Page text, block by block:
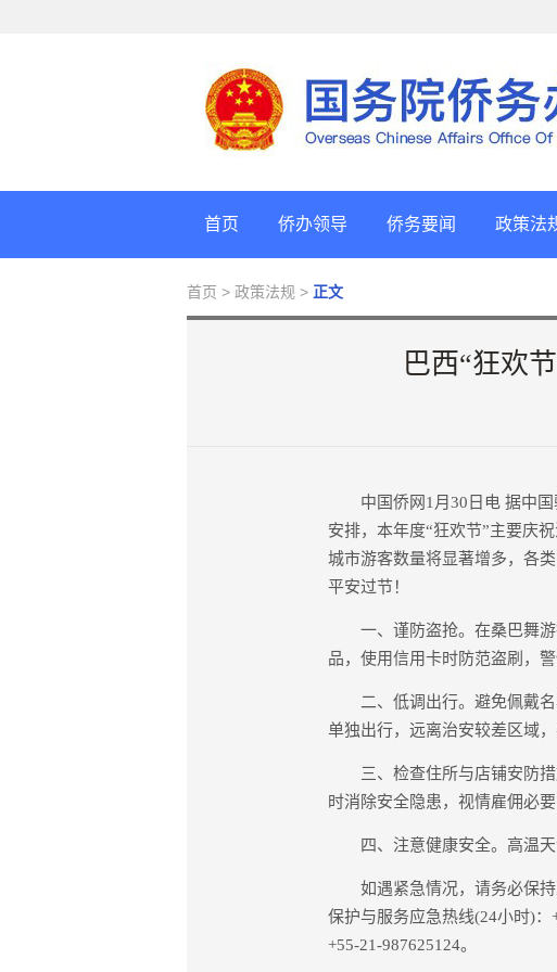
首页 侨办领导 侨务要闻 政策法
首页 > 政策法规 > 正文
巴西“狂欢
中国侨网1月30日电 据中国
安排，本年度“狂欢节”主要庆
城市游客数量将显著增多，各
平安过节！
一、谨防盗抢。在桑巴舞游
品，使用信用卡时防范盗刷，
二、低调出行。避免佩戴名
单独出行，远离治安较差区域
三、检查住所与店铺安防措
时消除安全隐患，视情雇佣必要
四、注意健康安全。高温天
如遇紧急情况，请务必保持
保护与服务应急热线(24小时)：
+55-21-987625124。